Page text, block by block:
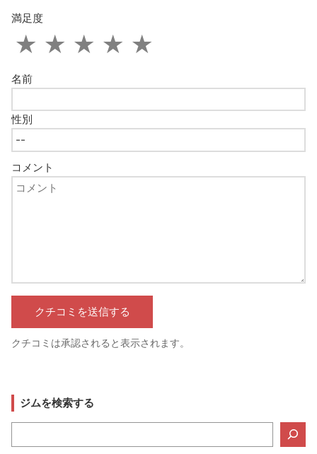
コメント
クチコミは承認されると表示されます。
名前
性別
満足度
★
★
★
★
★
ジムを検索する
索